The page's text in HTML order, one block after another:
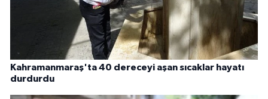
Kahramanmaraş'ta 40 dereceyi aşan sıcaklar hayatı
durdurdu